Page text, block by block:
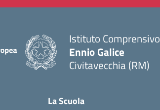
Istituto Comprensivo
Ennio Galice
Civitavecchia (RM)
La Scuola